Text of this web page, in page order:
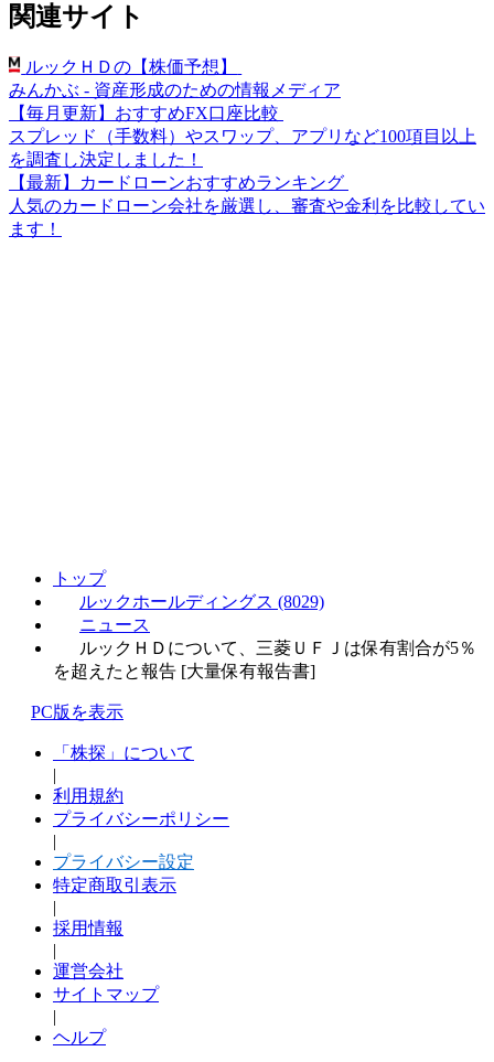
関連サイト
ルックＨＤの【株価予想】
みんかぶ - 資産形成のための情報メディア
【毎月更新】おすすめFX口座比較
スプレッド（手数料）やスワップ、アプリなど100項目以上
を調査し決定しました！
【最新】カードローンおすすめランキング
人気のカードローン会社を厳選し、審査や金利を比較してい
ます！
トップ
ルックホールディングス (8029)
ニュース
ルックＨＤについて、三菱ＵＦＪは保有割合が5％
を超えたと報告 [大量保有報告書]
PC版を表示
「株探」について
|
利用規約
プライバシーポリシー
|
プライバシー設定
特定商取引表示
|
採用情報
|
運営会社
サイトマップ
|
ヘルプ